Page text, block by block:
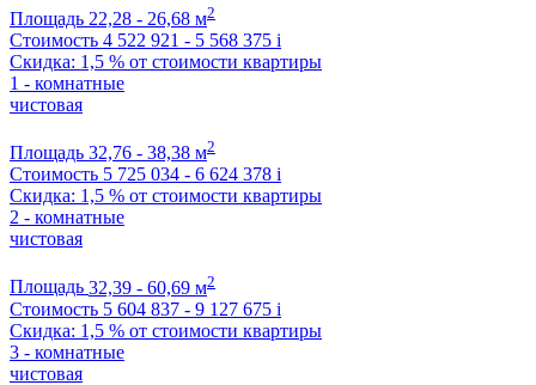
Площадь 22,28 - 26,68 м2
Стоимость 4 522 921 - 5 568 375 i
Скидка: 1,5 % от стоимости квартиры
1 - комнатные
чистовая
Площадь 32,76 - 38,38 м2
Стоимость 5 725 034 - 6 624 378 i
Скидка: 1,5 % от стоимости квартиры
2 - комнатные
чистовая
Площадь 32,39 - 60,69 м2
Стоимость 5 604 837 - 9 127 675 i
Скидка: 1,5 % от стоимости квартиры
3 - комнатные
чистовая